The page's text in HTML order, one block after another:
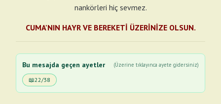
nankörleri hiç sevmez.
CUMA'NIN HAYR VE BEREKETİ ÜZERİNİZE OLSUN.
Bu mesajda geçen ayetler (Üzerine tıklayınca ayete gidersiniz)
📖22/38